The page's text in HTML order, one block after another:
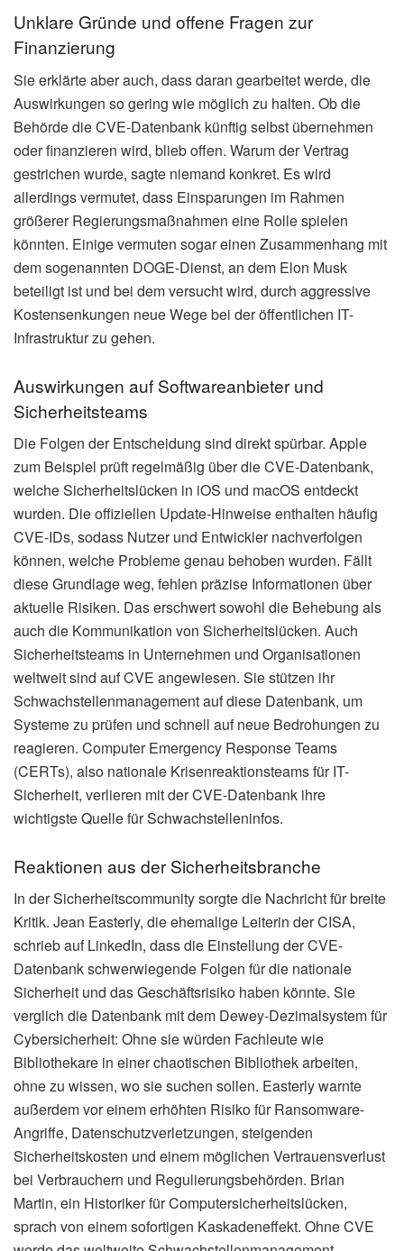
Unklare Gründe und offene Fragen zur
Finanzierung
Sie erklärte aber auch, dass daran gearbeitet werde, die
Auswirkungen so gering wie möglich zu halten. Ob die
Behörde die CVE-Datenbank künftig selbst übernehmen
oder finanzieren wird, blieb offen. Warum der Vertrag
gestrichen wurde, sagte niemand konkret. Es wird
allerdings vermutet, dass Einsparungen im Rahmen
größerer Regierungsmaßnahmen eine Rolle spielen
könnten. Einige vermuten sogar einen Zusammenhang mit
dem sogenannten DOGE-Dienst, an dem Elon Musk
beteiligt ist und bei dem versucht wird, durch aggressive
Kostensenkungen neue Wege bei der öffentlichen IT-
Infrastruktur zu gehen.
Auswirkungen auf Softwareanbieter und
Sicherheitsteams
Die Folgen der Entscheidung sind direkt spürbar. Apple
zum Beispiel prüft regelmäßig über die CVE-Datenbank,
welche Sicherheitslücken in iOS und macOS entdeckt
wurden. Die offiziellen Update-Hinweise enthalten häufig
CVE-IDs, sodass Nutzer und Entwickler nachverfolgen
können, welche Probleme genau behoben wurden. Fällt
diese Grundlage weg, fehlen präzise Informationen über
aktuelle Risiken. Das erschwert sowohl die Behebung als
auch die Kommunikation von Sicherheitslücken. Auch
Sicherheitsteams in Unternehmen und Organisationen
weltweit sind auf CVE angewiesen. Sie stützen ihr
Schwachstellenmanagement auf diese Datenbank, um
Systeme zu prüfen und schnell auf neue Bedrohungen zu
reagieren. Computer Emergency Response Teams
(CERTs), also nationale Krisenreaktionsteams für IT-
Sicherheit, verlieren mit der CVE-Datenbank ihre
wichtigste Quelle für Schwachstelleninfos.
Reaktionen aus der Sicherheitsbranche
In der Sicherheitscommunity sorgte die Nachricht für breite
Kritik. Jean Easterly, die ehemalige Leiterin der CISA,
schrieb auf LinkedIn, dass die Einstellung der CVE-
Datenbank schwerwiegende Folgen für die nationale
Sicherheit und das Geschäftsrisiko haben könnte. Sie
verglich die Datenbank mit dem Dewey-Dezimalsystem für
Cybersicherheit: Ohne sie würden Fachleute wie
Bibliothekare in einer chaotischen Bibliothek arbeiten,
ohne zu wissen, wo sie suchen sollen. Easterly warnte
außerdem vor einem erhöhten Risiko für Ransomware-
Angriffe, Datenschutzverletzungen, steigenden
Sicherheitskosten und einem möglichen Vertrauensverlust
bei Verbrauchern und Regulierungsbehörden. Brian
Martin, ein Historiker für Computersicherheitslücken,
sprach von einem sofortigen Kaskadeneffekt. Ohne CVE